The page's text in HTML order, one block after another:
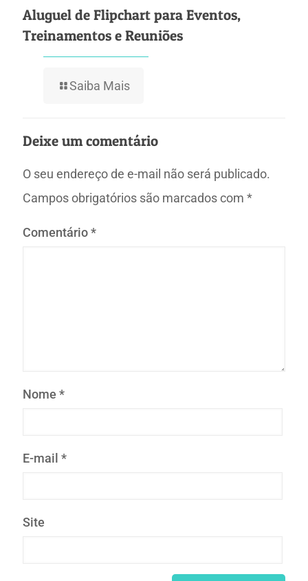
Aluguel de Flipchart para Eventos,
Treinamentos e Reuniões
Saiba Mais
Deixe um comentário
O seu endereço de e-mail não será publicado.
Campos obrigatórios são marcados com *
Comentário*
Nome *
E-mail *
Site